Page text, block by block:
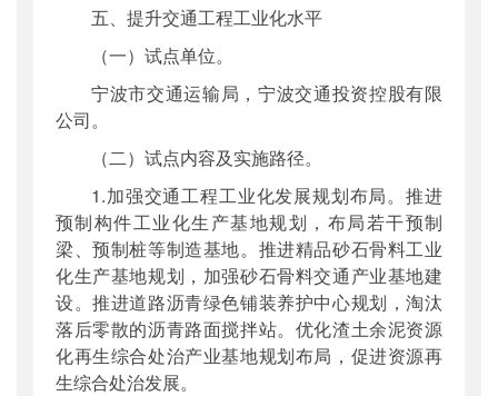
五、提升交通工程工业化水平
（一）试点单位。
宁波市交通运输局，宁波交通投资控股有限
公司。
（二）试点内容及实施路径。
1.加强交通工程工业化发展规划布局。推进
预制构件工业化生产基地规划，布局若干预制
梁、预制桩等制造基地。推进精品砂石骨料工业
化生产基地规划，加强砂石骨料交通产业基地建
设。推进道路沥青绿色铺装养护中心规划，淘汰
落后零散的沥青路面搅拌站。优化渣土余泥资源
化再生综合处治产业基地规划布局，促进资源再
生综合处治发展。